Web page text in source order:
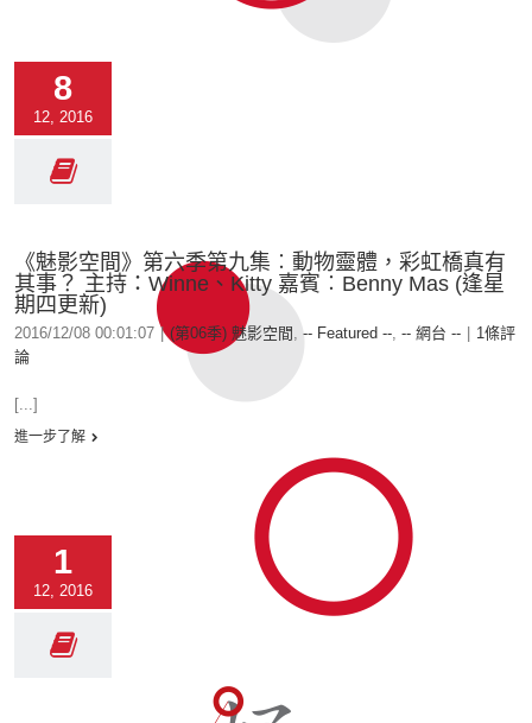
8
12, 2016
《魅影空間》第六季第九集︰動物靈體，彩虹橋真有
其事？ 主持：Winne、Kitty 嘉賓︰Benny Mas (逢星
期四更新)
2016/12/08 00:01:07 | (第06季) 魅影空間 , -- Featured --, -- 網台 --
1條評
論
[...]
進一步了解
1
12, 2016